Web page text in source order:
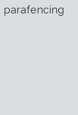
parafencing